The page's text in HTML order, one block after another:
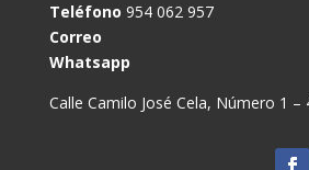
Teléfono 954 062 957
Correo
Whatsapp
Calle Camilo José Cela, Número 1 –